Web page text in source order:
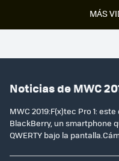
MÁS
Noticias de MWC
MWC 2019:F(x)tec Pro 1:
BlackBerry, un smartphone
QWERTY bajo la